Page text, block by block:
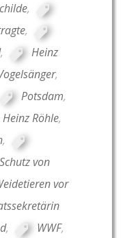
,
,
,
Heinz
,
Potsdam,
Röhle,
,
Schutz von
vor
, WWF,